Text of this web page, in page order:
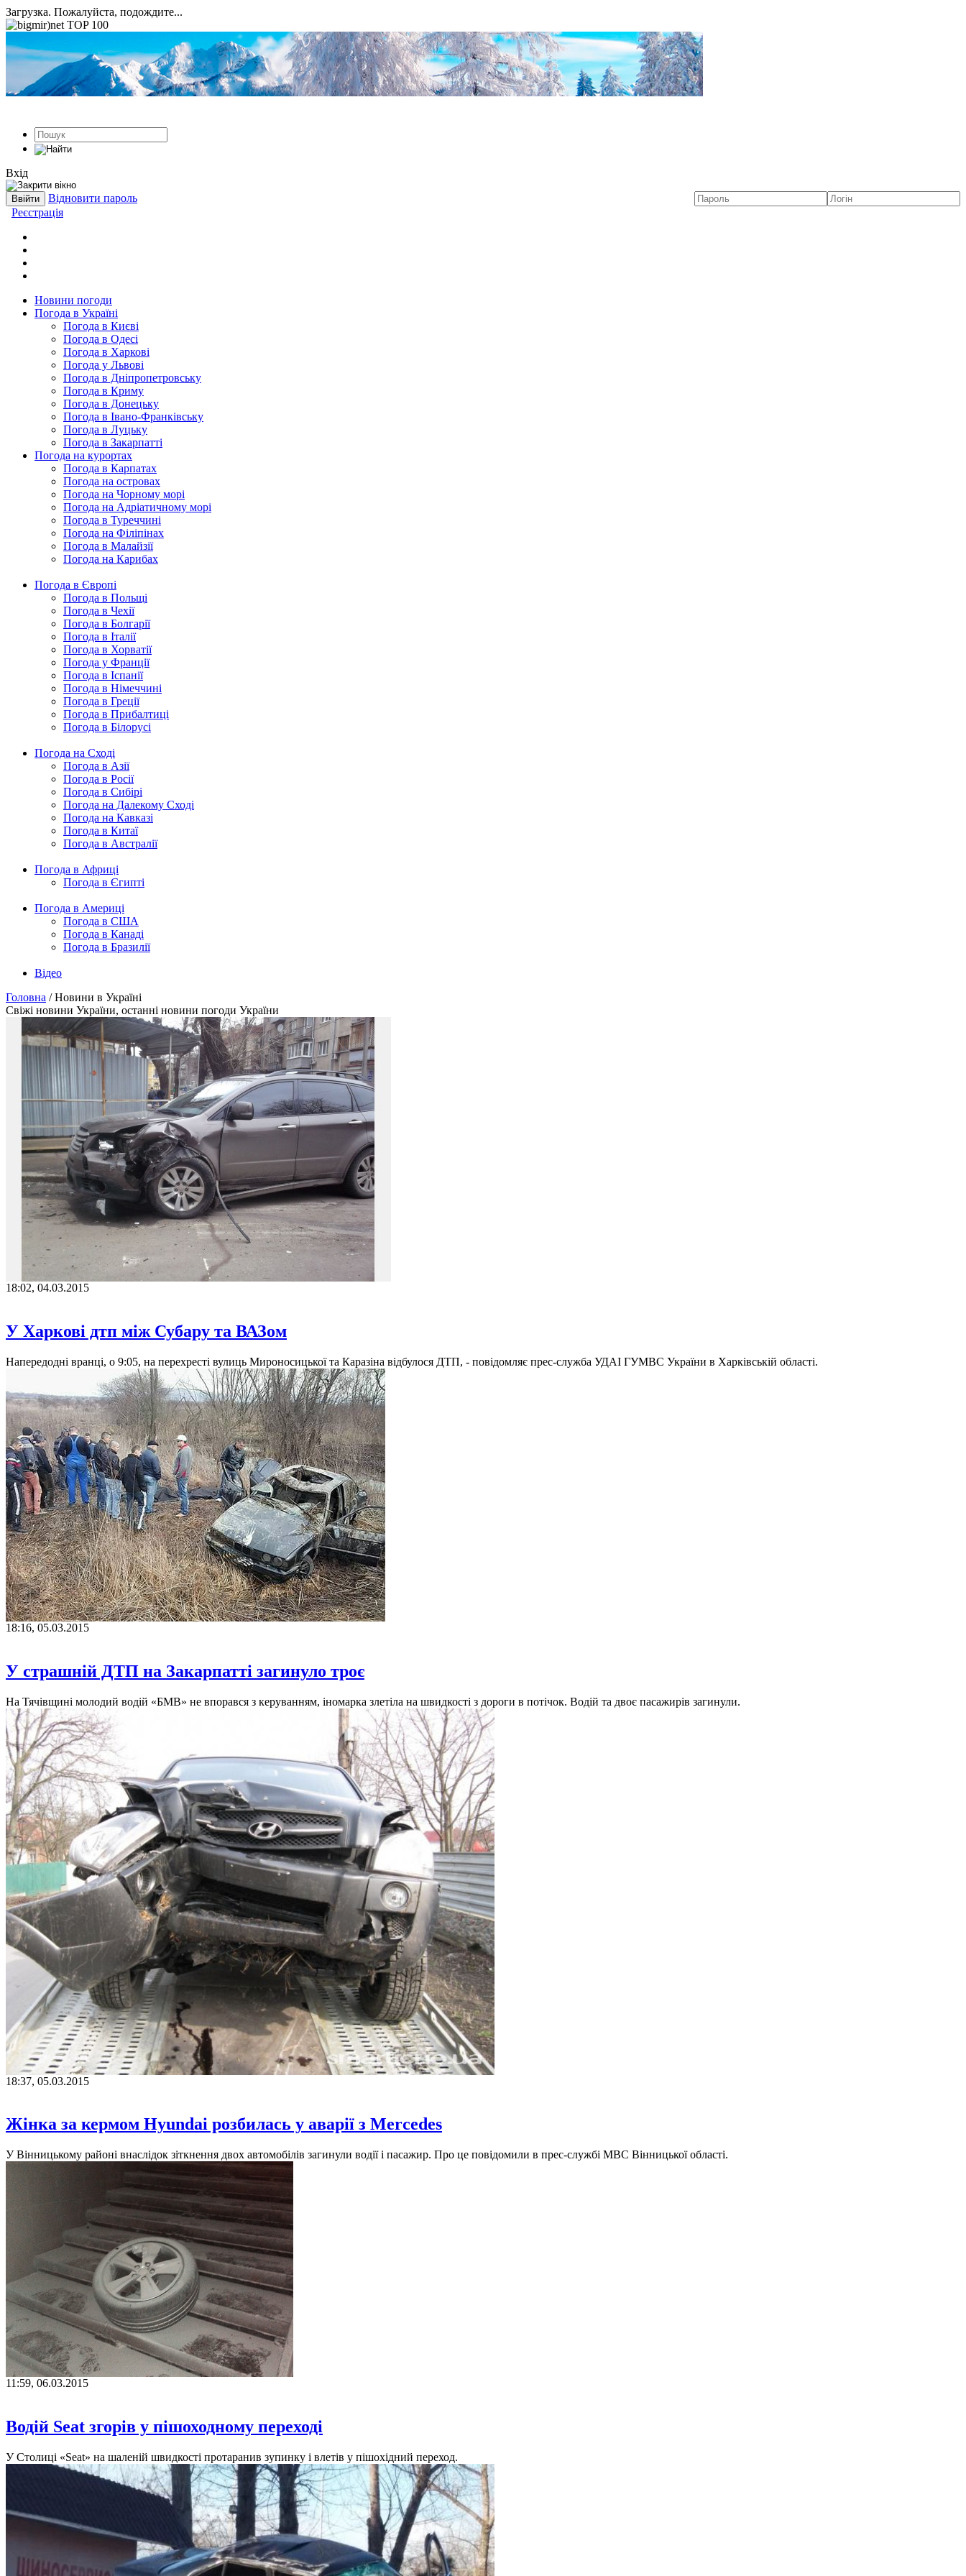
Загрузка. Пожалуйста, подождите...
Вхід
Відновити пароль
Реєстрація
Новини погоди
Погода в Україні
Погода в Києві
Погода в Одесі
Погода в Харкові
Погода у Львові
Погода в Дніпропетровську
Погода в Криму
Погода в Донецьку
Погода в Івано-Франківську
Погода в Луцьку
Погода в Закарпатті
Погода на курортах
Погода в Карпатах
Погода на островах
Погода на Чорному морі
Погода на Адріатичному морі
Погода в Туреччині
Погода на Філіпінах
Погода в Малайзії
Погода на Карибах
Погода в Європі
Погода в Польщі
Погода в Чехії
Погода в Болгарії
Погода в Італії
Погода в Хорватії
Погода у Франції
Погода в Іспанії
Погода в Німеччині
Погода в Греції
Погода в Прибалтиці
Погода в Білорусі
Погода на Сході
Погода в Азії
Погода в Росії
Погода в Сибірі
Погода на Далекому Сході
Погода на Кавказі
Погода в Китаї
Погода в Австралії
Погода в Африці
Погода в Єгипті
Погода в Америці
Погода в США
Погода в Канаді
Погода в Бразилії
Відео
Головна / Новини в Україні
Свіжі новини України, останні новини погоди України
18:02, 04.03.2015
У Харкові дтп між Субару та ВАЗом
Напередодні вранці, о 9:05, на перехресті вулиць Мироносицької та Каразіна відбулося ДТП, - повідомляє прес-служба УДАІ ГУМВС України в Харківській області.
18:16, 05.03.2015
У страшній ДТП на Закарпатті загинуло троє
На Тячівщині молодий водій «БМВ» не впорався з керуванням, іномарка злетіла на швидкості з дороги в потічок. Водій та двоє пасажирів загинули.
18:37, 05.03.2015
Жінка за кермом Hyundai розбилась у аварії з Mercedes
У Вінницькому районі внаслідок зіткнення двох автомобілів загинули водії і пасажир. Про це повідомили в прес-службі МВС Вінницької області.
11:59, 06.03.2015
Водій Seat згорів у пішоходному переході
У Столиці «Seat» на шаленій швидкості протаранив зупинку і влетів у пішохідний переход.